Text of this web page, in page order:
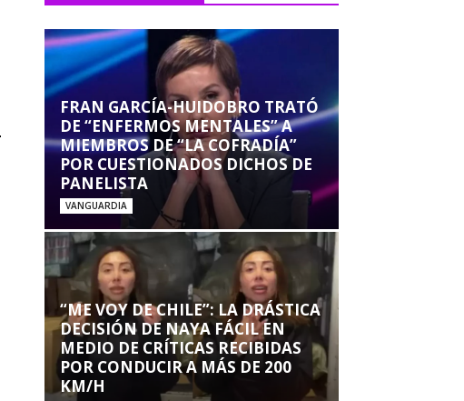
FRAN GARCÍA-HUIDOBRO TRATÓ
DE “ENFERMOS MENTALES” A
MIEMBROS DE “LA COFRADÍA”
POR CUESTIONADOS DICHOS DE
PANELISTA
VANGUARDIA
“ME VOY DE CHILE”: LA DRÁSTICA
DECISIÓN DE NAYA FÁCIL EN
MEDIO DE CRÍTICAS RECIBIDAS
POR CONDUCIR A MÁS DE 200
KM/H